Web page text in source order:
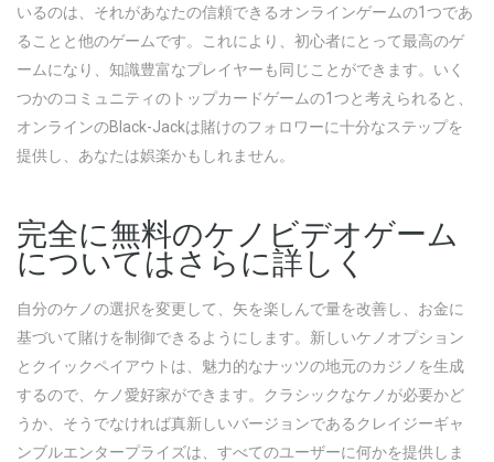
いるのは、それがあなたの信頼できるオンラインゲームの1つであ
ることと他のゲームです。これにより、初心者にとって最高のゲ
ームになり、知識豊富なプレイヤーも同じことができます。いく
つかのコミュニティのトップカードゲームの1つと考えられると、
オンラインのBlack-Jackは賭けのフォロワーに十分なステップを
提供し、あなたは娯楽​​かもしれません。
完全に無料のケノビデオゲーム
についてはさらに詳しく
自分のケノの選択を変更して、矢を楽しんで量を改善し、お金に
基づいて賭けを制御できるようにします。新しいケノオプション
とクイックペイアウトは、魅力的なナッツの地元のカジノを生成
するので、ケノ愛好家ができます。クラシックなケノが必要かど
うか、そうでなければ真新しいバージョンであるクレイジーギャ
ンブルエンタープライズは、すべてのユーザーに何かを提供しま